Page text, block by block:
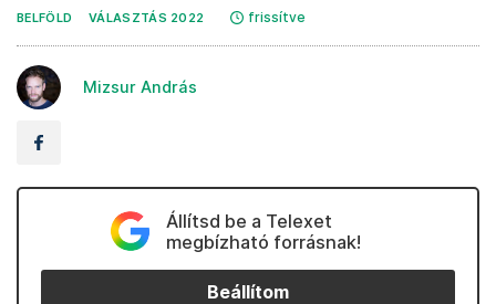
BELFÖLD VÁLASZTÁS 2022 frissítve
Mizsur András
Állítsd be a Telexet
megbízható forrásnak!
Beállítom